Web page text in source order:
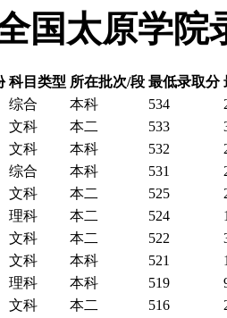
国太原学院
科目类型 所在批次/段 最低录取分
综合 本科 534
文科 本二 533
文科 本科 532
综合 本科 531
文科 本二 525
理科 本二 524
文科 本二 522
文科 本科 521
理科 本科 519
文科 本二 516